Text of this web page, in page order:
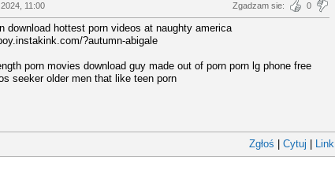
11:00 Zgadzam sie: 0
download hottest porn videos at naughty america
?autumn-abigale
porn movies download guy made out of porn porn lg phone free
seeker older men that like teen porn
Zgłoś Cytuj Link